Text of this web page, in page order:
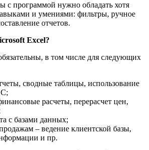
с программой нужно обладать хотя
и умениями: фильтры, ручное
отчетов.
Excel?
в том числе для следующих
сводные таблицы, использование
расчеты, перерасчет цен,
с базами данных;
– ведение клиентской базы,
и пр.